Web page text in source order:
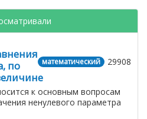
29908
математический
по
к основным вопросам
ненулевого параметра